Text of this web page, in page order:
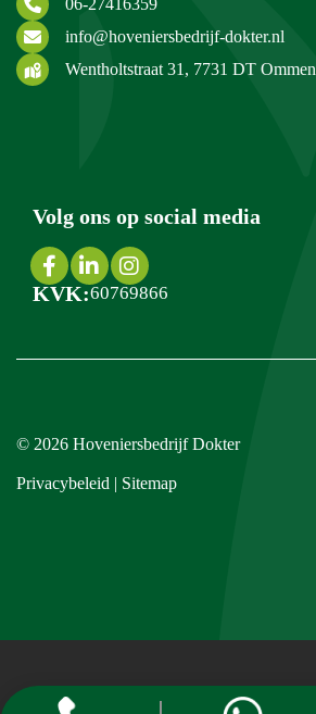
info@hoveniersbedrijf-dokter.nl
Wentholtstraat 31, 7731 DT Ommen
Volg ons op social media
KVK:60769866
© 2026 Hoveniersbedrijf Dokter
Privacybeleid | Sitemap